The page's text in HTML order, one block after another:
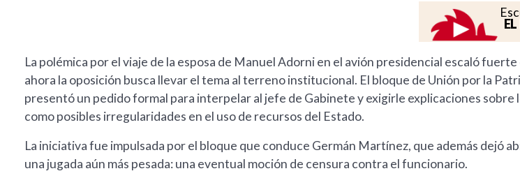
La polémica por el viaje de la esposa de Manuel Adorni en el avión presidencial escaló
ahora la oposición busca llevar el tema al terreno institucional. El bloque de Unión por la
presentó un pedido formal para interpelar al jefe de Gabinete y exigirle explicaciones sobre
como posibles irregularidades en el uso de recursos del Estado.
La iniciativa fue impulsada por el bloque que conduce Germán Martínez, que además dejó
una jugada aún más pesada: una eventual moción de censura contra el funcionario.